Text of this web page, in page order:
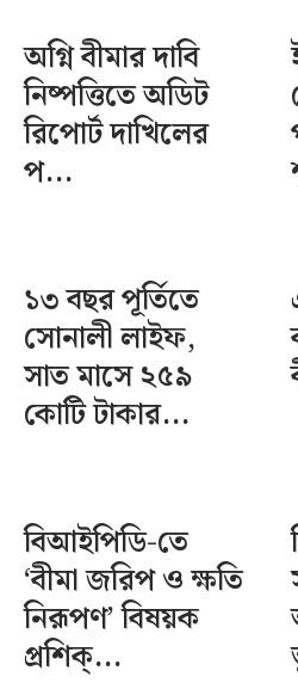
অগ্নি বীমার দাবি
নিষ্পত্তিতে অডিট
রিপোর্ট দাখিলের
প...
১৩ বছর পূর্তিতে
সোনালী লাইফ,
সাত মাসে ২৫৯
কোটি টাকার...
বিআইপিডি-তে
‘বীমা জরিপ ও ক্ষতি
নিরূপণ’ বিষয়ক
প্রশিক্...